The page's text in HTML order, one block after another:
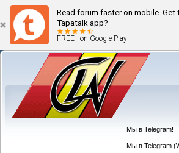
Read forum faster on mobile. Get
Tapatalk app?
FREE - on Google Play
Мы в Telegram!
Мы в Telegram